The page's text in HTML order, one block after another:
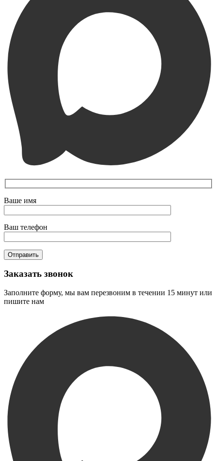
Ваше имя
Ваш телефон
Заказать звонок
Заполните форму, мы вам перезвоним в течении 15 минут или
пишите нам